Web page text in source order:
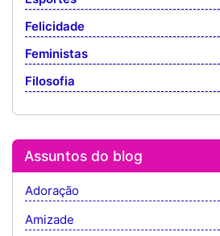
Felicidade
Feministas
Filosofia
Assuntos do blog
Adoração
Amizade